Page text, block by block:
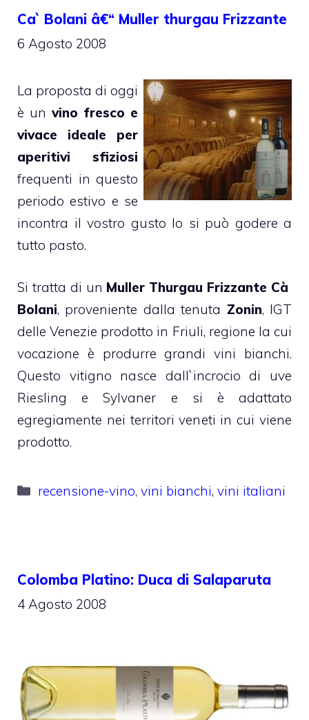
Ca` Bolani â€“ Muller thurgau Frizzante
6 Agosto 2008
La proposta di oggi
è un vino fresco e
vivace ideale per
aperitivi sfiziosi
frequenti in questo
periodo estivo e se
incontra il vostro gusto lo si può godere a
tutto pasto.
Si tratta di un Muller Thurgau Frizzante Cà
Bolani, proveniente dalla tenuta Zonin, IGT
delle Venezie prodotto in Friuli, regione la cui
vocazione è produrre grandi vini bianchi.
Questo vitigno nasce dall`incrocio di uve
Riesling e Sylvaner e si è adattato
egregiamente nei territori veneti in cui viene
prodotto.
Categorie
recensione-vino,vini bianchi,vini italiani
Colomba Platino: Duca di Salaparuta
4 Agosto 2008